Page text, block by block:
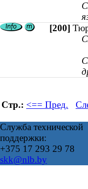
[200]
Стр.: <== Пред.
Служба технической
поддержки:
+375 17 293 29 78
skk@nlb.by